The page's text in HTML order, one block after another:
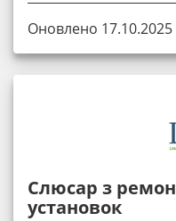
Оновлено 17.10.2025
Слюсар з
установок